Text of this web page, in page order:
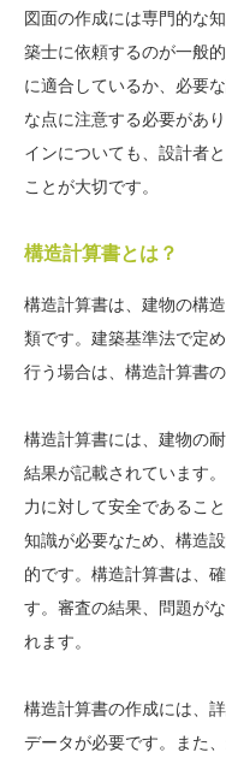
図面の作成には専門的な
築士に依頼するのが一般
に適合しているか、必要
な点に注意する必要があ
インについても、設計者
ことが大切です。
構造計算書とは？
構造計算書は、建物の構
類です。建築基準法で定
行う場合は、構造計算書
構造計算書には、建物の
結果が記載されています
力に対して安全であるこ
知識が必要なため、構造
的です。構造計算書は、
す。審査の結果、問題が
れます。
構造計算書の作成には、
データが必要です。また